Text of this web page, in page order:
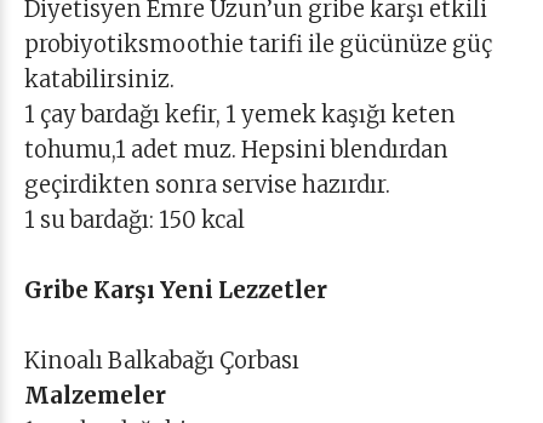
Diyetisyen Emre Uzun’un gribe karşı etkili
probiyotiksmoothie tarifi ile gücünüze güç
katabilirsiniz.
1 çay bardağı kefir, 1 yemek kaşığı keten
tohumu,1 adet muz. Hepsini blendırdan
geçirdikten sonra servise hazırdır.
1 su bardağı: 150 kcal
Gribe Karşı Yeni Lezzetler
Kinoalı Balkabağı Çorbası
Malzemeler